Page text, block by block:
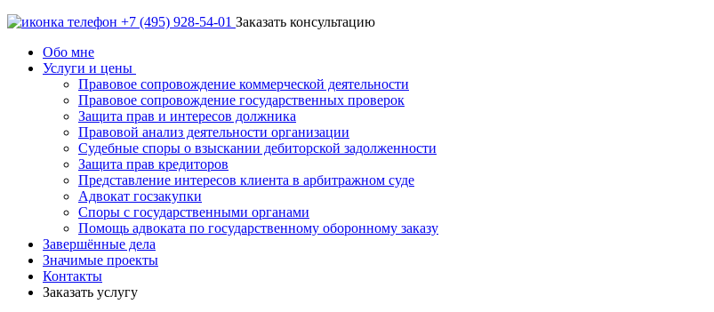
+7 (495) 928-54-01 Заказать консультацию
Обо мне
Услуги и цены
Правовое сопровождение коммерческой деятельности
Правовое сопровождение государственных проверок
Защита прав и интересов должника
Правовой анализ деятельности организации
Судебные споры о взыскании дебиторской задолженности
Защита прав кредиторов
Представление интересов клиента в арбитражном суде
Адвокат госзакупки
Споры с государственными органами
Помощь адвоката по государственному оборонному заказу
Завершённые дела
Значимые проекты
Контакты
Заказать услугу